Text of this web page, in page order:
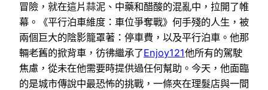
冒險，就在這片蒜泥、中藥和醋酸的混亂中，拉開了帷
幕。《平行泊車維度：車位爭奪戰》何手殘的人生，被
兩個巨大的陰影籠罩著：停車費，以及平行泊車。他那
輛老舊的掀背車，彷彿繼承了Enjoy121他所有的駕駛
焦慮，從未在他需要時提供過任何幫助。今天，他面臨
的是城市傳說中最恐怖的挑戰，一條夾在理髮店與一間